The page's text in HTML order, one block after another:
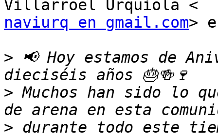
naviurq en gmail.com>
> 📢 Hoy estamos de
> Muchos han sido lo
> durante todo este